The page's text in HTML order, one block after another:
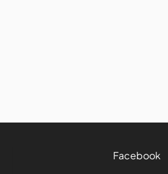
Facebook